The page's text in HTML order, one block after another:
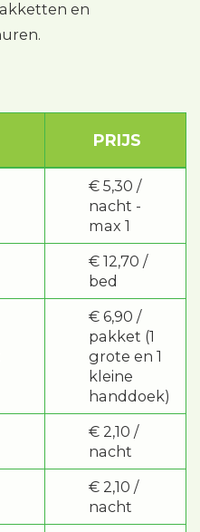
en
PRIJS
€ 5,30 /
nacht -
max 1
€ 12,70 /
bed
€ 6,90 /
pakket (1
grote en 1
kleine
handdoek)
€ 2,10 /
nacht
€ 2,10 /
nacht